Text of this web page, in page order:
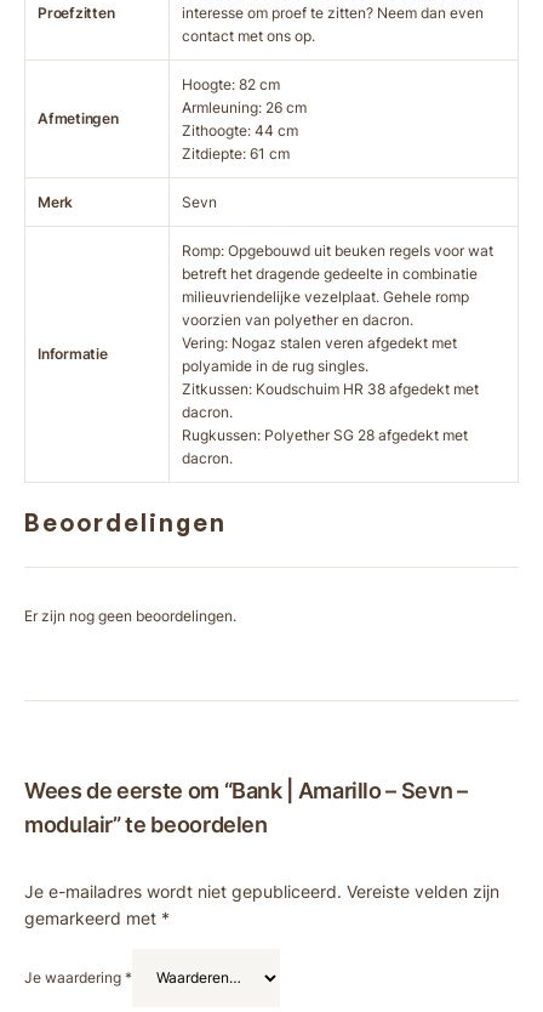
Proefzitten
interesse om proef te zitten? Neem dan even
contact met ons op.
Afmetingen
Hoogte: 82 cm
Armleuning: 26 cm
Zithoogte: 44 cm
Zitdiepte: 61 cm
Merk Sevn
Informatie
Romp: Opgebouwd uit beuken regels voor wat
betreft het dragende gedeelte in combinatie
milieuvriendelijke vezelplaat. Gehele romp
voorzien van polyether en dacron.
Vering: Nogaz stalen veren afgedekt met
polyamide in de rug singles.
Zitkussen: Koudschuim HR 38 afgedekt met
dacron.
Rugkussen: Polyether SG 28 afgedekt met
dacron.
Beoordelingen
Er zijn nog geen beoordelingen.
Wees de eerste om “Bank | Amarillo – Sevn –
modulair” te beoordelen
Je e-mailadres wordt niet gepubliceerd. Vereiste velden zijn
gemarkeerd met *
Je waardering *